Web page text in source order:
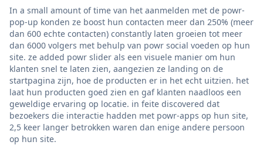
In a small amount of time van het aanmelden met de powr-
pop-up konden ze boost hun contacten meer dan 250% (meer
dan 600 echte contacten) constantly laten groeien tot meer
dan 6000 volgers met behulp van powr social voeden op hun
site. ze added powr slider als een visuele manier om hun
klanten snel te laten zien, aangezien ze landing on de
startpagina zijn, hoe de producten er in het echt uitzien. het
laat hun producten goed zien en gaf klanten naadloos een
geweldige ervaring op locatie. in feite discovered dat
bezoekers die interactie hadden met powr-apps op hun site,
2,5 keer langer betrokken waren dan enige andere persoon
op hun site.